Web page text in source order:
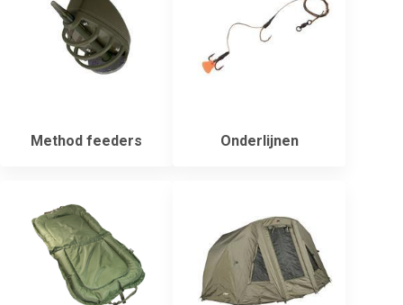
Method feeders Onderlijnen